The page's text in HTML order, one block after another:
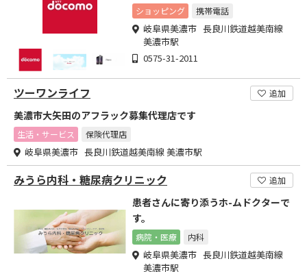
ショッピング 携帯電話
岐阜県美濃市 長良川鉄道越美南線
美濃市駅
0575-31-2011
ツーワンライフ 追加
美濃市大矢田のアフラック募集代理店です
生活・サービス 保険代理店
岐阜県美濃市 長良川鉄道越美南線 美濃市駅
みうら内科・糖尿病クリニック 追加
患者さんに寄り添うホ-ムドクターで
す。
病院・医療 内科
岐阜県美濃市 長良川鉄道越美南線
美濃市駅